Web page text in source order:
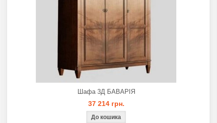
Шафа 3Д БАВАРIЯ
37 214 грн.